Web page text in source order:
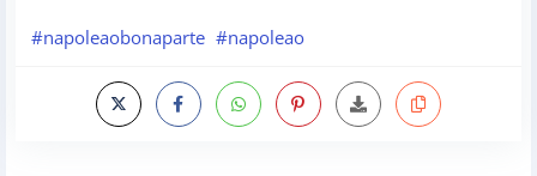
#napoleaobonaparte #napoleao